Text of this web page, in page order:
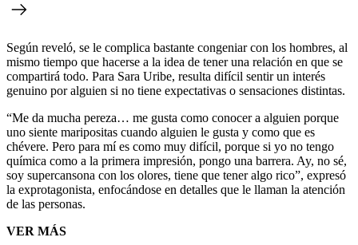
Según reveló, se le complica bastante congeniar con los hombres, al
mismo tiempo que hacerse a la idea de tener una relación en que se
compartirá todo. Para Sara Uribe, resulta difícil sentir un interés
genuino por alguien si no tiene expectativas o sensaciones distintas.
“Me da mucha pereza… me gusta como conocer a alguien porque
uno siente maripositas cuando alguien le gusta y como que es
chévere. Pero para mí es como muy difícil, porque si yo no tengo
química como a la primera impresión, pongo una barrera. Ay, no sé,
soy supercansona con los olores, tiene que tener algo rico”, expresó
la exprotagonista, enfocándose en detalles que le llaman la atención
de las personas.
VER MÁS